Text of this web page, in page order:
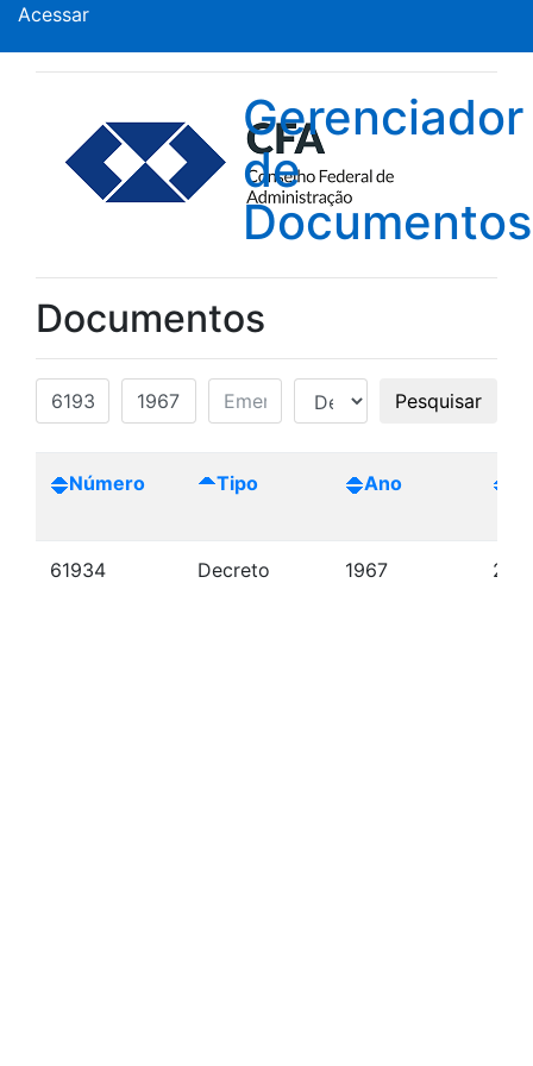
Acessar
Gerenciador
de
Documentos
Documentos
Pesquisar
Número Tipo Ano
61934 Decreto 1967 22/